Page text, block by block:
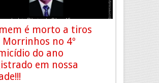
é morto a tiros
Morrinhos no 4º
do ano
em nossa